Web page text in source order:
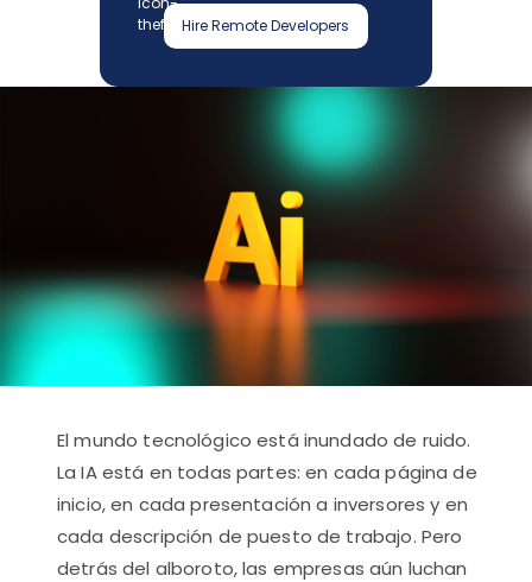
Hire Remote Developers
El mundo tecnológico está inundado de ruido.
La IA está en todas partes: en cada página de
inicio, en cada presentación a inversores y en
cada descripción de puesto de trabajo. Pero
detrás del alboroto, las empresas aún luchan